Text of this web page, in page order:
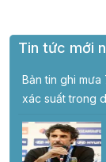
Tin tức mới
Bản tin ghi
xác suất trong